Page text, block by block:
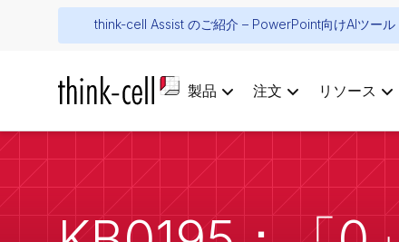
think-cell Assist のご紹介 – PowerPoint向けAIツール
製品 注文 リソース